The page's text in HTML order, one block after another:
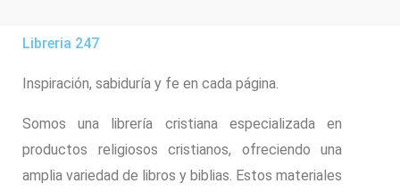
Libreria 247
Inspiración, sabiduría y fe en cada página.
Somos una librería cristiana especializada en
productos religiosos cristianos, ofreciendo una
amplia variedad de libros y biblias. Estos materiales